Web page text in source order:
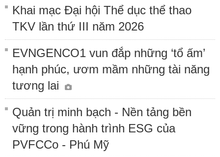
Khai mạc Đại hội Thể dục thể thao
TKV lần thứ III năm 2026
EVNGENCO1 vun đắp những ‘tổ ấm’
hạnh phúc, ươm mầm những tài năng
tương lai
Quản trị minh bạch - Nền tảng bền
vững trong hành trình ESG của
PVFCCo - Phú Mỹ